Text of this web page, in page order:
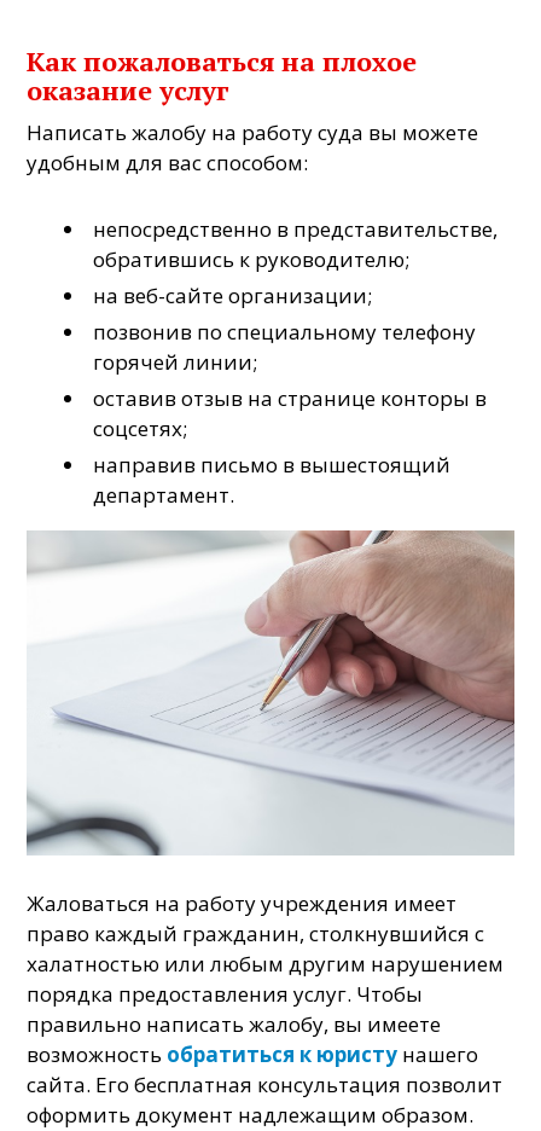
Как пожаловаться на плохое
оказание услуг
Написать жалобу на работу суда вы можете
удобным для вас способом:
непосредственно в представительстве,
обратившись к руководителю;
на веб-сайте организации;
позвонив по специальному телефону
горячей линии;
оставив отзыв на странице конторы в
соцсетях;
направив письмо в вышестоящий
департамент.
Жаловаться на работу учреждения имеет
право каждый гражданин, столкнувшийся с
халатностью или любым другим нарушением
порядка предоставления услуг. Чтобы
правильно написать жалобу, вы имеете
возможность обратиться к юристу нашего
сайта. Его бесплатная консультация позволит
оформить документ надлежащим образом.